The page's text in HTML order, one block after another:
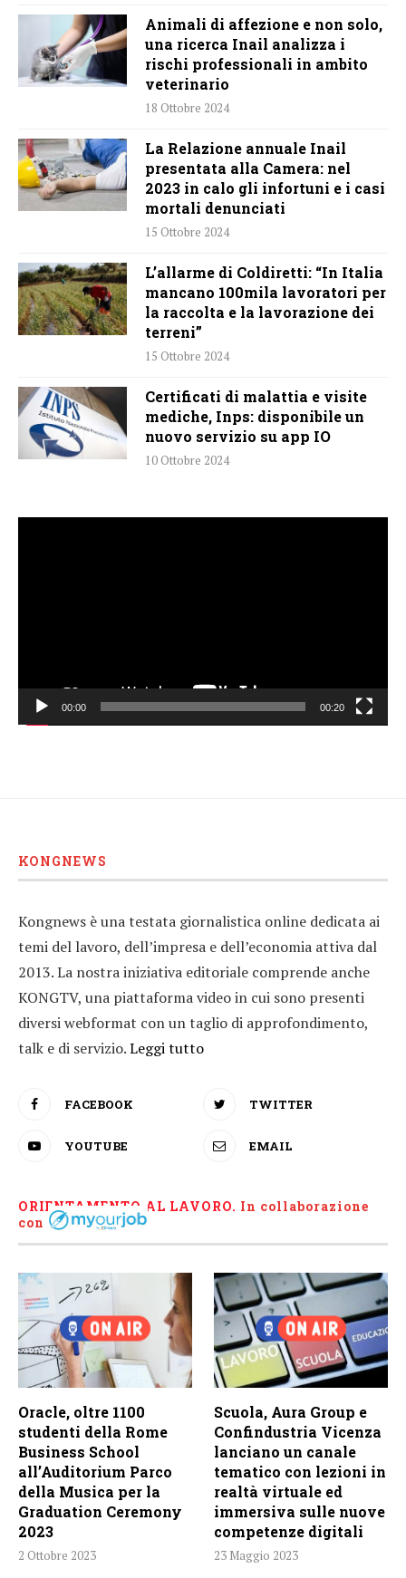
Animali di affezione e non solo,
una ricerca Inail analizza i
rischi professionali in ambito
veterinario
18 Ottobre 2024
La Relazione annuale Inail
presentata alla Camera: nel
2023 in calo gli infortuni e i casi
mortali denunciati
15 Ottobre 2024
L’allarme di Coldiretti: “In Italia
mancano 100mila lavoratori per
la raccolta e la lavorazione dei
terreni”
15 Ottobre 2024
Certificati di malattia e visite
mediche, Inps: disponibile un
nuovo servizio su app IO
10 Ottobre 2024
00:00 00:20
KONGNEWS
Kongnews è una testata giornalistica online dedicata ai
temi del lavoro, dell’impresa e dell’economia attiva dal
2013. La nostra iniziativa editoriale comprende anche
KONGTV, una piattaforma video in cui sono presenti
diversi webformat con un taglio di approfondimento,
talk e di servizio.Leggi tutto
FACEBOOK TWITTER
YOUTUBE EMAIL
ORIENTAMENTO AL LAVORO. In collaborazione
con
Oracle, oltre 1100
studenti della Rome
Business School
all’Auditorium Parco
della Musica per la
Graduation Ceremony
2023
2 Ottobre 2023
Scuola, Aura Group e
Confindustria Vicenza
lanciano un canale
tematico con lezioni in
realtà virtuale ed
immersiva sulle nuove
competenze digitali
23 Maggio 2023